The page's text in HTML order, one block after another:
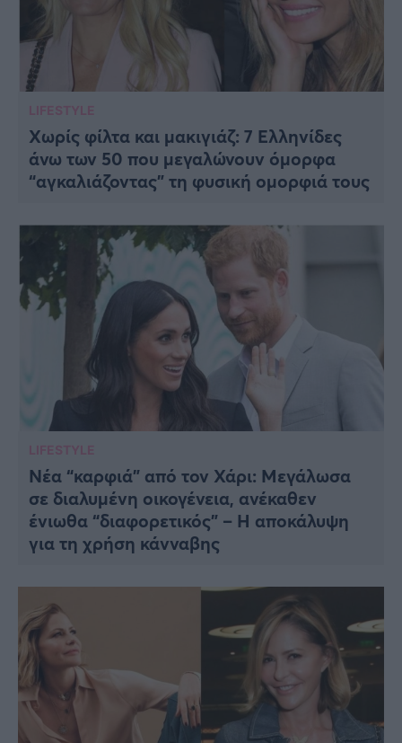
LIFESTYLE
Χωρίς φίλτα και μακιγιάζ: 7 Ελληνίδες
άνω των 50 που μεγαλώνουν όμορφα
“αγκαλιάζοντας” τη φυσική ομορφιά τους
LIFESTYLE
Νέα “καρφιά” από τον Χάρι: Μεγάλωσα
σε διαλυμένη οικογένεια, ανέκαθεν
ένιωθα “διαφορετικός” – Η αποκάλυψη
για τη χρήση κάνναβης